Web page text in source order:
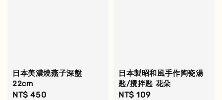
日本美濃燒燕子深盤
22cm
Regular
NT$ 450
日本製昭和風手作陶瓷湯
匙/攪拌匙 花朵
Regular
NT$ 109